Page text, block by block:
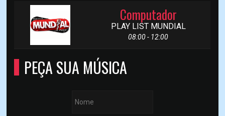
Computador
PLAY LIST MUNDIAL
08:00 - 12:00
PEÇA SUA MÚSICA